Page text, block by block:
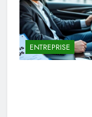
ENTREPRISE